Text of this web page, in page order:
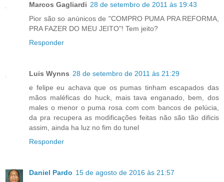
Marcos Gagliardi 28 de setembro de 2011 às 19:43
Pior são so anúnicos de "COMPRO PUMA PRA REFORMA,
PRA FAZER DO MEU JEITO"! Tem jeito?
Responder
Luis Wynns 28 de setembro de 2011 às 21:29
e felipe eu achava que os pumas tinham escapados das
mãos maléficas do huck, mais tava enganado, bem, dos
males o menor o puma rosa com com bancos de pelúcia,
da pra recupera as modificações feitas não são tão dificis
assim, ainda ha luz no fim do tunel
Responder
Daniel Pardo 15 de agosto de 2016 às 21:57